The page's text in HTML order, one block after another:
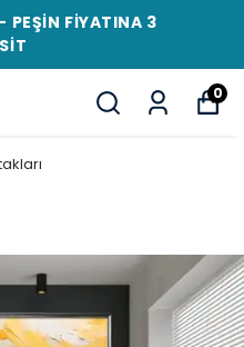
PEŞİN FİYATINA 3
0